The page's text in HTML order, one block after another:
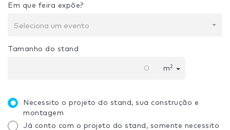
Em que feira expõe?
Seleciona um evento
Tamanho do stand
m2
Necessito o projeto do stand, sua construção e
montagem
Já conto com o projeto do stand, somente necessito